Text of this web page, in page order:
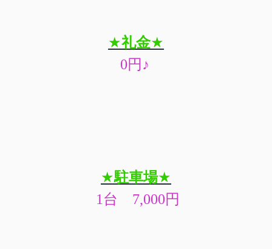
★礼金★
0円 ♪
★駐車場★
1 台 7,000円